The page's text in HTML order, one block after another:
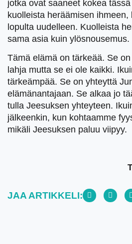
jotka ovat saaneet kokea
kuolleista heräämisen ihmeen,
lopulta uudelleen. Kuolleista
sama asia kuin ylösnousemus.
Tämä elämä on tärkeää. Se
lahja mutta se ei ole kaikki.
tärkeämpää. Se on yhteyttä
elämänantajaan. Se alkaa jo
tulla Jeesuksen yhteyteen.
jälkeenkin, kun kohtaamme
mikäli Jeesuksen paluu viipyy.
JAA ARTIKKELI: